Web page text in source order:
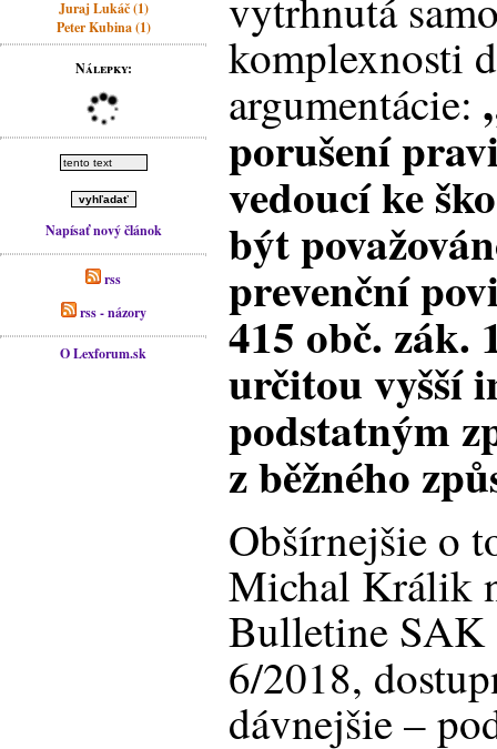
Juraj Lukáč (1)
Peter Kubina (1)
Nálepky:
Napísať nový článok
rss
rss - názory
O Lexforum.sk
komplexnosti
argumentácie:
porušení
vedoucí ke
být
prevenční
415 obč. zák.
určitou vyšší
podstatným
z běžného
Obšírnejšie o
Michal Králik
Bulletine SAK
6/2018,
dávnejšie –